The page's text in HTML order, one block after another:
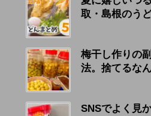
取・島根のう
梅干し作りの
法。捨てるな
SNSでよく見